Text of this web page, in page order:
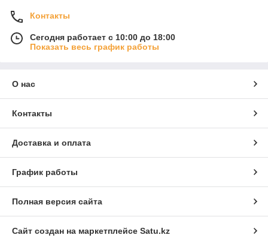
Контакты
Сегодня работает с 10:00 до 18:00
Показать весь график работы
О нас
Контакты
Доставка и оплата
График работы
Полная версия сайта
Сайт создан на маркетплейсе Satu.kz